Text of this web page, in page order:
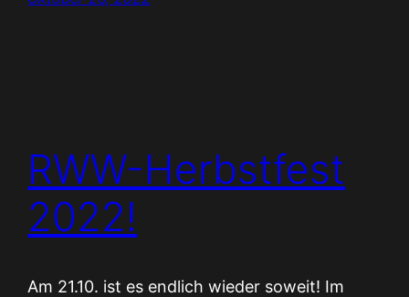
RWW-Herbstfest
2022!
Am 21.10. ist es endlich wieder soweit! Im